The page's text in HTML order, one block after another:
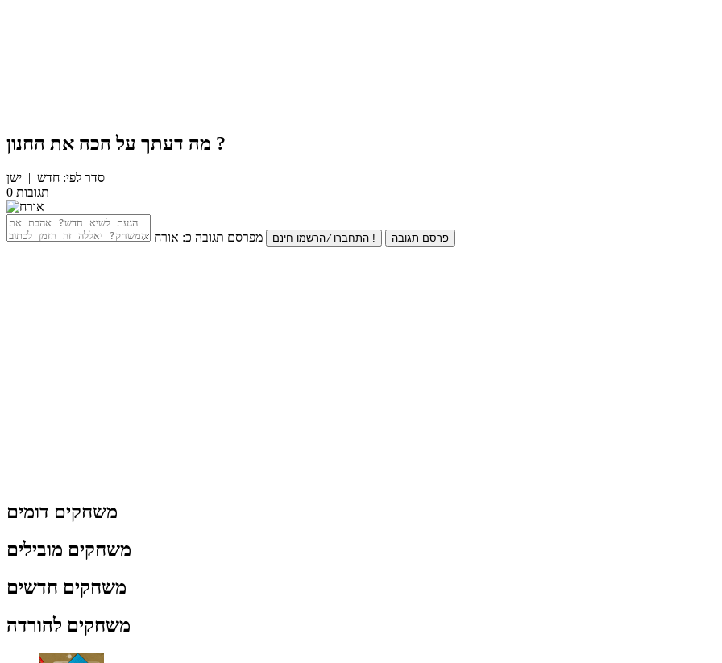
מה דעתך על הכה את החנון ?
סדר לפי: חדש | ישן
0 תגובות
מפרסם תגובה כ: אורח התחברו ⁄ הרשמו חינם ! פרסם תגובה
משחקים דומים
משחקים מובילים
משחקים חדשים
משחקים להורדה